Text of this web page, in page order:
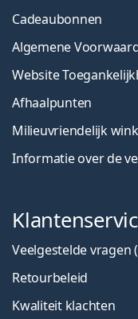
Cadeaubonnen
Algemene
Website
Afhaalpunten
Milieuvriendelijk
Informatie over de
Veelgestelde vragen
Retourbeleid
Kwaliteit klachten